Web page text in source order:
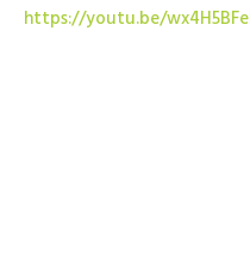
https://youtu.be/